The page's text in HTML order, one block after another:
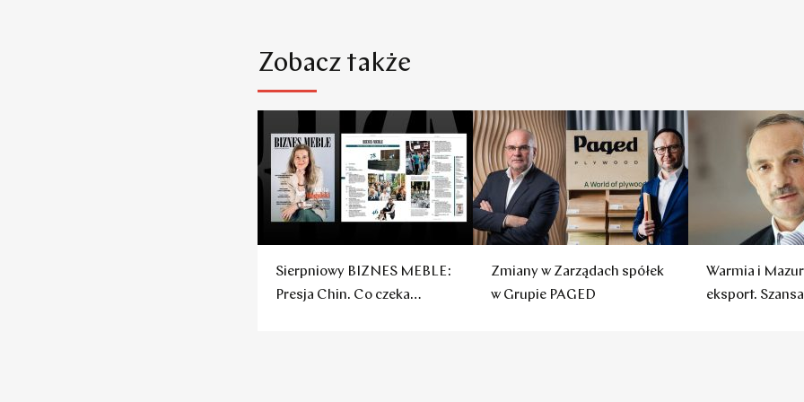
Zobacz także
Sierpniowy BIZNES MEBLE:
Presja Chin. Co czeka
Zmiany w Zarządach spółek
w Grupie PAGED
Warmia i
eksport.